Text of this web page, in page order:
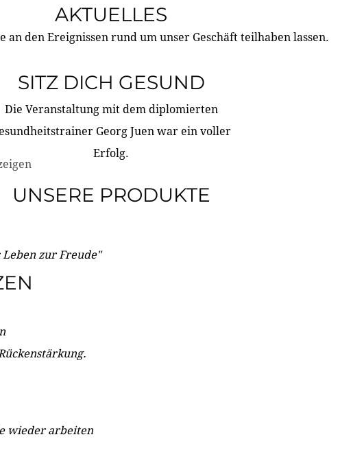
AKTUELLES
an den Ereignissen rund um unser Geschäft teilhaben lassen.
SITZ DICH GESUND
Die Veranstaltung mit dem diplomierten
Georg Juen war ein voller
Erfolg.
UNSERE PRODUKTE
zur Freude"
wieder arbeiten